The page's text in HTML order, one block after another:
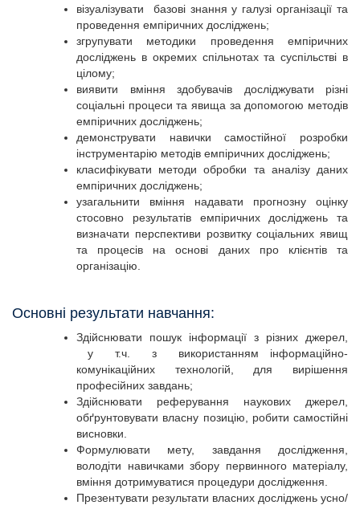
візуалізувати базові знання у галузі організації та
проведення емпіричних досліджень;
згрупувати методики проведення емпіричних
досліджень в окремих спільнотах та суспільстві в
цілому;
виявити вміння здобувачів досліджувати різні
соціальні процеси та явища за допомогою методів
емпіричних досліджень;
демонструвати навички самостійної розробки
інструментарію методів емпіричних досліджень;
класифікувати методи обробки та аналізу даних
емпіричних досліджень;
узагальнити вміння надавати прогнозну оцінку
стосовно результатів емпіричних досліджень та
визначати перспективи розвитку соціальних явищ
та процесів на основі даних про клієнтів та
організацію.
Основні результати навчання:
Здійснювати пошук інформації з різних джерел,
у т.ч. з використанням інформаційно-
комунікаційних технологій, для вирішення
професійних завдань;
Здійснювати реферування наукових джерел,
обґрунтовувати власну позицію, робити самостійні
висновки.
Формулювати мету, завдання дослідження,
володіти навичками збору первинного матеріалу,
вміння дотримуватися процедури дослідження.
Презентувати результати власних досліджень усно/